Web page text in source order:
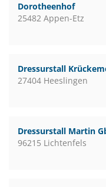
Dorotheenhof
25482 Appen-Etz
Dressurstall
27404 Heeslingen
Dressurstall Martin
96215 Lichtenfels